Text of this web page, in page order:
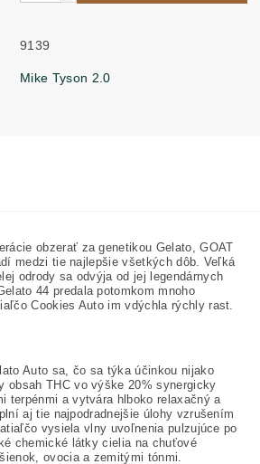
9139
Mike Tyson 2.0
obzerať za genetikou Gelato, GOAT
medzi tie najlepšie všetkých dôb. Veľká
odrody sa odvýja od jej legendárnych
44 predala potomkom mnoho
Cookies Auto im vdýchla rýchly rast.
Auto sa, čo sa týka účinkou nijako
obsah THC vo výške 20% synergicky
terpénmi a vytvára hlboko relaxačný a
aj tie najpodradnejšie úlohy vzrušením
vysiela vlny uvoľnenia pulzujúce po
chemické látky cielia na chuťové
ovocia a zemitými tónmi.